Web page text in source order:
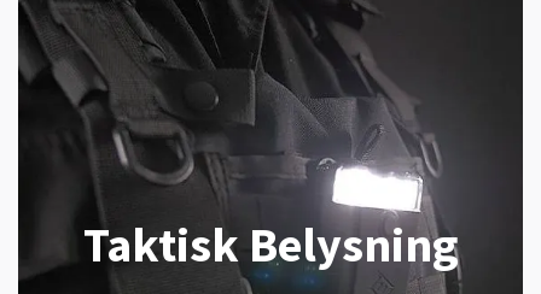
Taktisk Belysning